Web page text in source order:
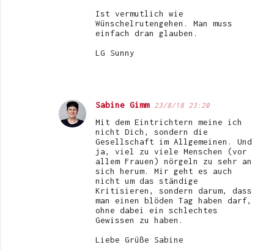
Ist vermutlich wie
Wünschelrutengehen. Man muss
einfach dran glauben.
LG Sunny
Sabine Gimm 23/8/18 23:20
Mit dem Eintrichtern meine ich
nicht Dich, sondern die
Gesellschaft im Allgemeinen. Und
ja, viel zu viele Menschen (vor
allem Frauen) nörgeln zu sehr an
sich herum. Mir geht es auch
nicht um das ständige
Kritisieren, sondern darum, dass
man einen blöden Tag haben darf,
ohne dabei ein schlechtes
Gewissen zu haben.
Liebe Grüße Sabine